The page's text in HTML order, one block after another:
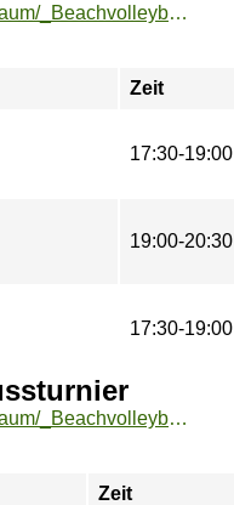
https://zeh2.zeh.hu-berlin.de/sportarten/aktueller_zeitraum/_Beachvolleyball_Technik_Funkhaus_Beach.html
Zeit
17:30-19:00
19:00-20:30
17:30-19:00
https://zeh2.zeh.hu-berlin.de/sportarten/aktueller_zeitraum/_Beachvolleyball_Semesterabschlussturnier.html
Zeit